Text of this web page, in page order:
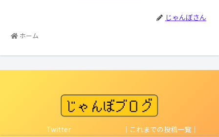
じゃんぼさん
ホーム
Twitter ｜これまでの投稿一覧｜